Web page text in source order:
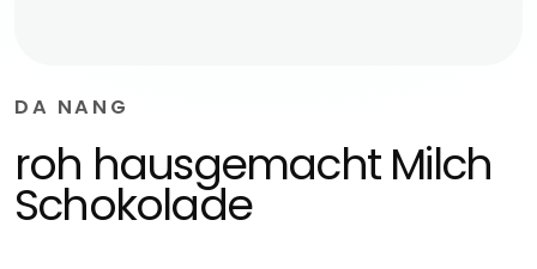
DA NANG
roh hausgemacht Milch
Schokolade